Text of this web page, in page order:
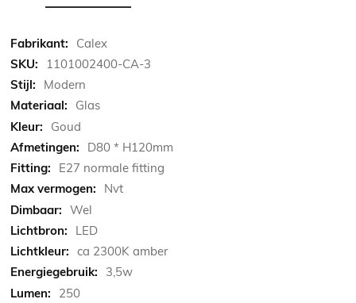
Meer
informatie
Calex
1101002400-CA-3
Modern
Glas
Goud
D80 * H120mm
E27 normale fitting
Nvt
Wel
LED
ca 2300K amber
3,5w
250